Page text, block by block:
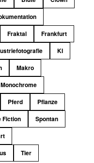
Fraktal
Frankfurt
KI
Makro
Monochrome
Pferd
Pflanze
Fiction
Spontan
Tier